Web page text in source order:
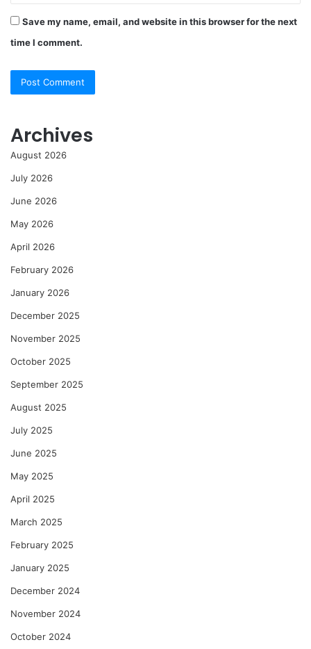
Save my name, email, and website in this browser for the next
time I comment.
Archives
August 2026
July 2026
June 2026
May 2026
April 2026
February 2026
January 2026
December 2025
November 2025
October 2025
September 2025
August 2025
July 2025
June 2025
May 2025
April 2025
March 2025
February 2025
January 2025
December 2024
November 2024
October 2024